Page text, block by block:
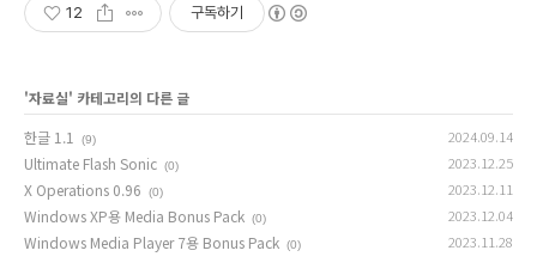
12 구독하기
'자료실' 카테고리의 다른 글
한글 1.1
(9) 2024.09.14
Ultimate Flash Sonic (0) 2023.12.25
X Operations 0.96 (0) 2023.12.11
Windows XP용 Media Bonus Pack (0) 2023.12.04
Windows Media Player 7용 Bonus Pack (0) 2023.11.28